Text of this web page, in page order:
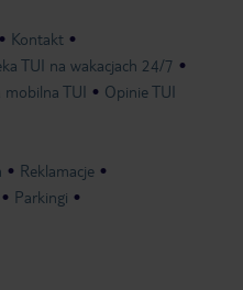
Kontakt
TUI na wakacjach 24/7
mobilna TUI Opinie TUI
Reklamacje
Parkingi